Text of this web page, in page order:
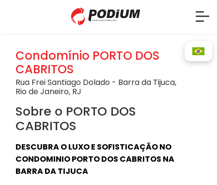
Condomínio PORTO DOS
CABRITOS
Rua Frei Santiago Dolado - Barra da Tijuca,
Rio de Janeiro, RJ
Sobre o PORTO DOS
CABRITOS
DESCUBRA O LUXO E SOFISTICAÇÃO NO
CONDOMINIO PORTO DOS CABRITOS NA
BARRA DA TIJUCA